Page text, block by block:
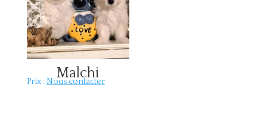
Malchi
Prix :Nous contacter